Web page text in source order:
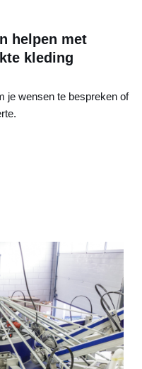
helpen met
kleding
je wensen te bespreken of